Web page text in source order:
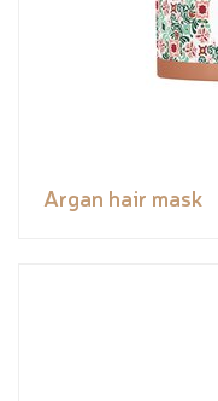
Argan hair mask